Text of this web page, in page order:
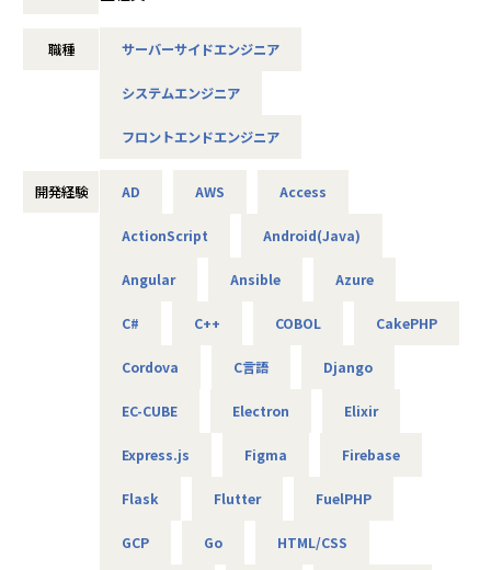
管理システム等開発エンジニア（PM/PL候補）など適性に合
【採用情報資料URL】
【プロジェクト事例】
■人材派遣会社の期間システムの開発
■在庫管理システムの開発
ECサイト営業支援大手BBF社(東証プライム上場企業グルー
未経験から活躍しているメンバーがいるなど、育成に力を入
【今後の取り組み】
現在、親会社であるBBF社からの受託案件を含め、社内で
職種 サーバーサイドエンジニア
システムエンジニア
フロントエンドエンジニア
開発経験 AD AWS Access
ActionScript Android(Java)
Angular Ansible Azure
C# C++ COBOL CakePHP
Cordova C言語 Django
EC-CUBE Electron Elixir
Express.js Figma Firebase
Flask Flutter FuelPHP
GCP Go HTML/CSS